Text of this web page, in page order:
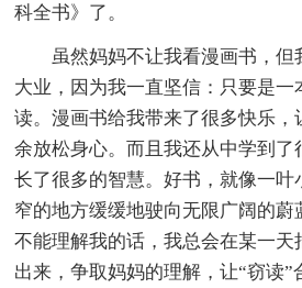
科全书》了。
虽然妈妈不让我看漫画书，
大业，因为我一直坚信：只要是一
读。漫画书给我带来了很多快乐，
余放松身心。而且我还从中学到了
长了很多的智慧。好书，就像一叶
窄的地方缓缓地驶向无限广阔的蔚
不能理解我的话，我总会在某一天
出来，争取妈妈的理解，让“窃读”